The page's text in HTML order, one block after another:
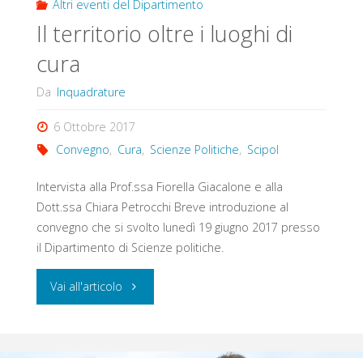
Altri eventi del Dipartimento
Il territorio oltre i luoghi di
cura
Da Inquadrature
6 Ottobre 2017
Convegno, Cura, Scienze Politiche, Scipol
Intervista alla Prof.ssa Fiorella Giacalone e alla
Dott.ssa Chiara Petrocchi Breve introduzione al
convegno che si svolto lunedì 19 giugno 2017 presso
il Dipartimento di Scienze politiche.
Vai all'articolo